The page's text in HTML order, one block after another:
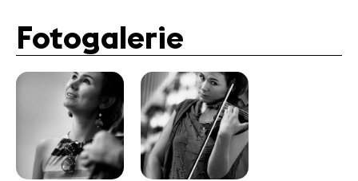
Fotogalerie